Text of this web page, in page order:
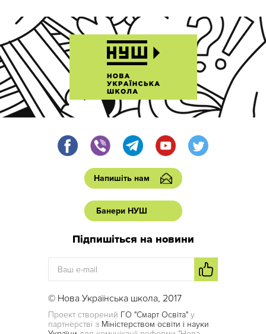
Напишіть нам
Банери НУШ
Підпишіться на новини
© Нова Українська школа, 2017
Проект створений ГО "Смарт Освіта" у
партнерстві з Міністерством освіти і науки